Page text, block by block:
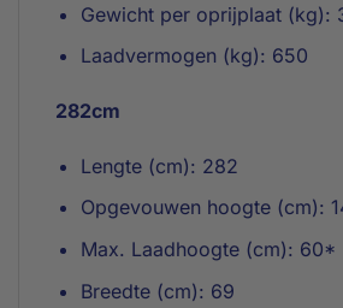
Gewicht per oprijplaat (kg):
Laadvermogen (kg): 650
282cm
Lengte (cm): 282
Opgevouwen hoogte (cm):
Max. Laadhoogte (cm): 60*
Breedte (cm): 69